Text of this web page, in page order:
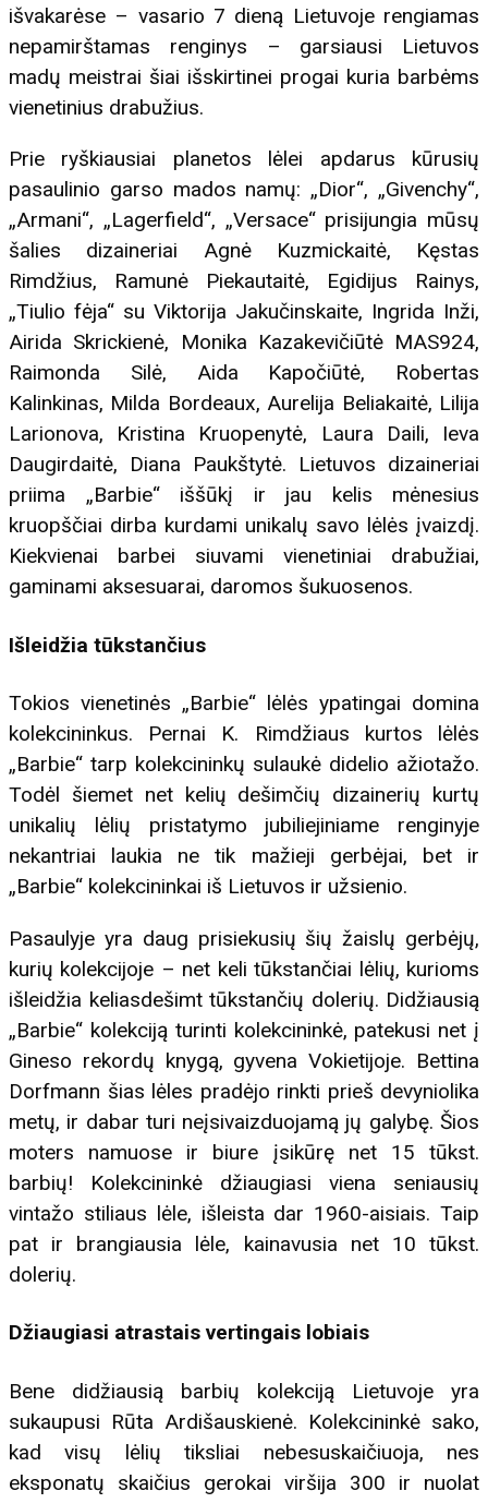
išvakarėse – vasario 7 dieną Lietuvoje rengiamas
nepamirštamas renginys – garsiausi Lietuvos
madų meistrai šiai išskirtinei progai kuria barbėms
vienetinius drabužius.
Prie ryškiausiai planetos lėlei apdarus kūrusių
pasaulinio garso mados namų: „Dior“, „Givenchy“,
„Armani“, „Lagerfield“, „Versace“ prisijungia mūsų
šalies dizaineriai Agnė Kuzmickaitė, Kęstas
Rimdžius, Ramunė Piekautaitė, Egidijus Rainys,
„Tiulio fėja“ su Viktorija Jakučinskaite, Ingrida Inži,
Airida Skrickienė, Monika Kazakevičiūtė MAS924,
Raimonda Silė, Aida Kapočiūtė, Robertas
Kalinkinas, Milda Bordeaux, Aurelija Beliakaitė, Lilija
Larionova, Kristina Kruopenytė, Laura Daili, Ieva
Daugirdaitė, Diana Paukštytė. Lietuvos dizaineriai
priima „Barbie“ iššūkį ir jau kelis mėnesius
kruopščiai dirba kurdami unikalų savo lėlės įvaizdį.
Kiekvienai barbei siuvami vienetiniai drabužiai,
gaminami aksesuarai, daromos šukuosenos.
Išleidžia tūkstančius
Tokios vienetinės „Barbie“ lėlės ypatingai domina
kolekcininkus. Pernai K. Rimdžiaus kurtos lėlės
„Barbie“ tarp kolekcininkų sulaukė didelio ažiotažo.
Todėl šiemet net kelių dešimčių dizainerių kurtų
unikalių lėlių pristatymo jubiliejiniame renginyje
nekantriai laukia ne tik mažieji gerbėjai, bet ir
„Barbie“ kolekcininkai iš Lietuvos ir užsienio.
Pasaulyje yra daug prisiekusių šių žaislų gerbėjų,
kurių kolekcijoje – net keli tūkstančiai lėlių, kurioms
išleidžia keliasdešimt tūkstančių dolerių. Didžiausią
„Barbie“ kolekciją turinti kolekcininkė, patekusi net į
Gineso rekordų knygą, gyvena Vokietijoje. Bettina
Dorfmann šias lėles pradėjo rinkti prieš devyniolika
metų, ir dabar turi neįsivaizduojamą jų galybę. Šios
moters namuose ir biure įsikūrę net 15 tūkst.
barbių! Kolekcininkė džiaugiasi viena seniausių
vintažo stiliaus lėle, išleista dar 1960-aisiais. Taip
pat ir brangiausia lėle, kainavusia net 10 tūkst.
dolerių.
Džiaugiasi atrastais vertingais lobiais
Bene didžiausią barbių kolekciją Lietuvoje yra
sukaupusi Rūta Ardišauskienė. Kolekcininkė sako,
kad visų lėlių tiksliai nebesuskaičiuoja, nes
eksponatų skaičius gerokai viršija 300 ir nuolat